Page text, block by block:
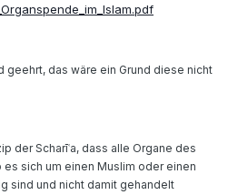
geehrt, das wäre ein Grund diese nicht
der Scharīʿa, dass alle Organe des
sich um einen Muslim oder einen
sind und nicht damit gehandelt